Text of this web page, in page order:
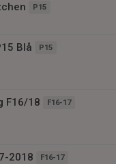
P15
Blå P15
F16/18 F16-17
2018 F16-17